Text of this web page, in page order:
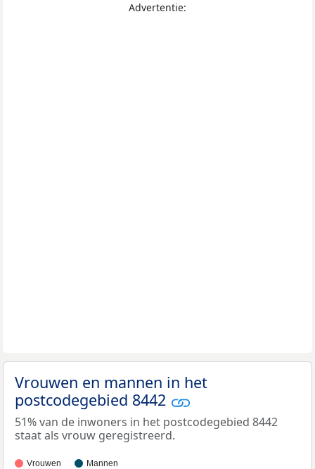
Advertentie:
Vrouwen en mannen in het
postcodegebied 8442
51% van de inwoners in het postcodegebied 8442
staat als vrouw geregistreerd.
Vrouwen Mannen